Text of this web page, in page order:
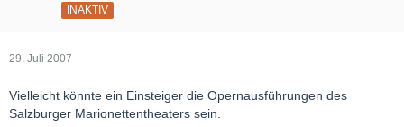
INAKTIV
29. Juli 2007
Vielleicht könnte ein Einsteiger die Opernausführungen des
Salzburger Marionettentheaters sein.